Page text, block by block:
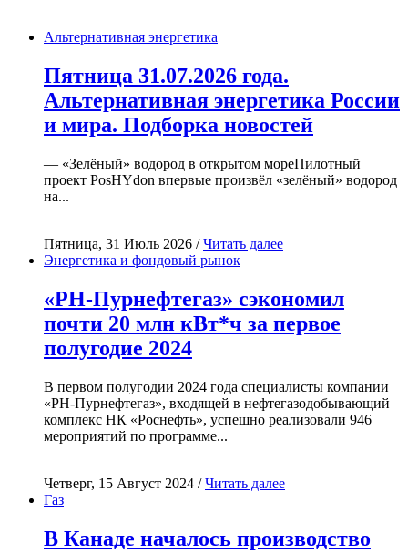
Альтернативная энергетика
Пятница 31.07.2026 года.
Альтернативная энергетика России
и мира. Подборка новостей
— «Зелёный» водород в открытом мореПилотный
проект PosHYdon впервые произвёл «зелёный» водород
на...
Пятница, 31 Июль 2026 /Читать далее
Энергетика и фондовый рынок
«РН-Пурнефтегаз» сэкономил
почти 20 млн кВт*ч за первое
полугодие 2024
В первом полугодии 2024 года специалисты компании
«РН-Пурнефтегаз», входящей в нефтегазодобывающий
комплекс НК «Роснефть», успешно реализовали 946
мероприятий по программе...
Четверг, 15 Август 2024 /Читать далее
Газ
В Канаде началось производство